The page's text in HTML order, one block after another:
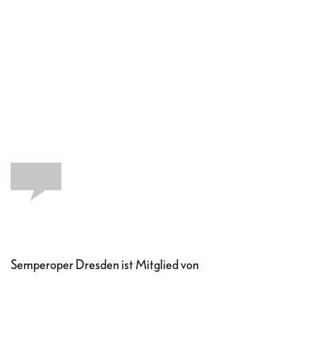
Semperoper Dresden ist Mitglied von